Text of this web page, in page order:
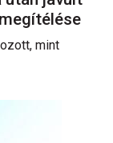
mint